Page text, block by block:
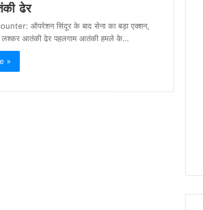
ढेर
ऑपरेशन सिंदूर के बाद सेना का बड़ा एक्शन,
लश्कर आतंकी ढेर पहलगाम आतंकी हमले के…
»